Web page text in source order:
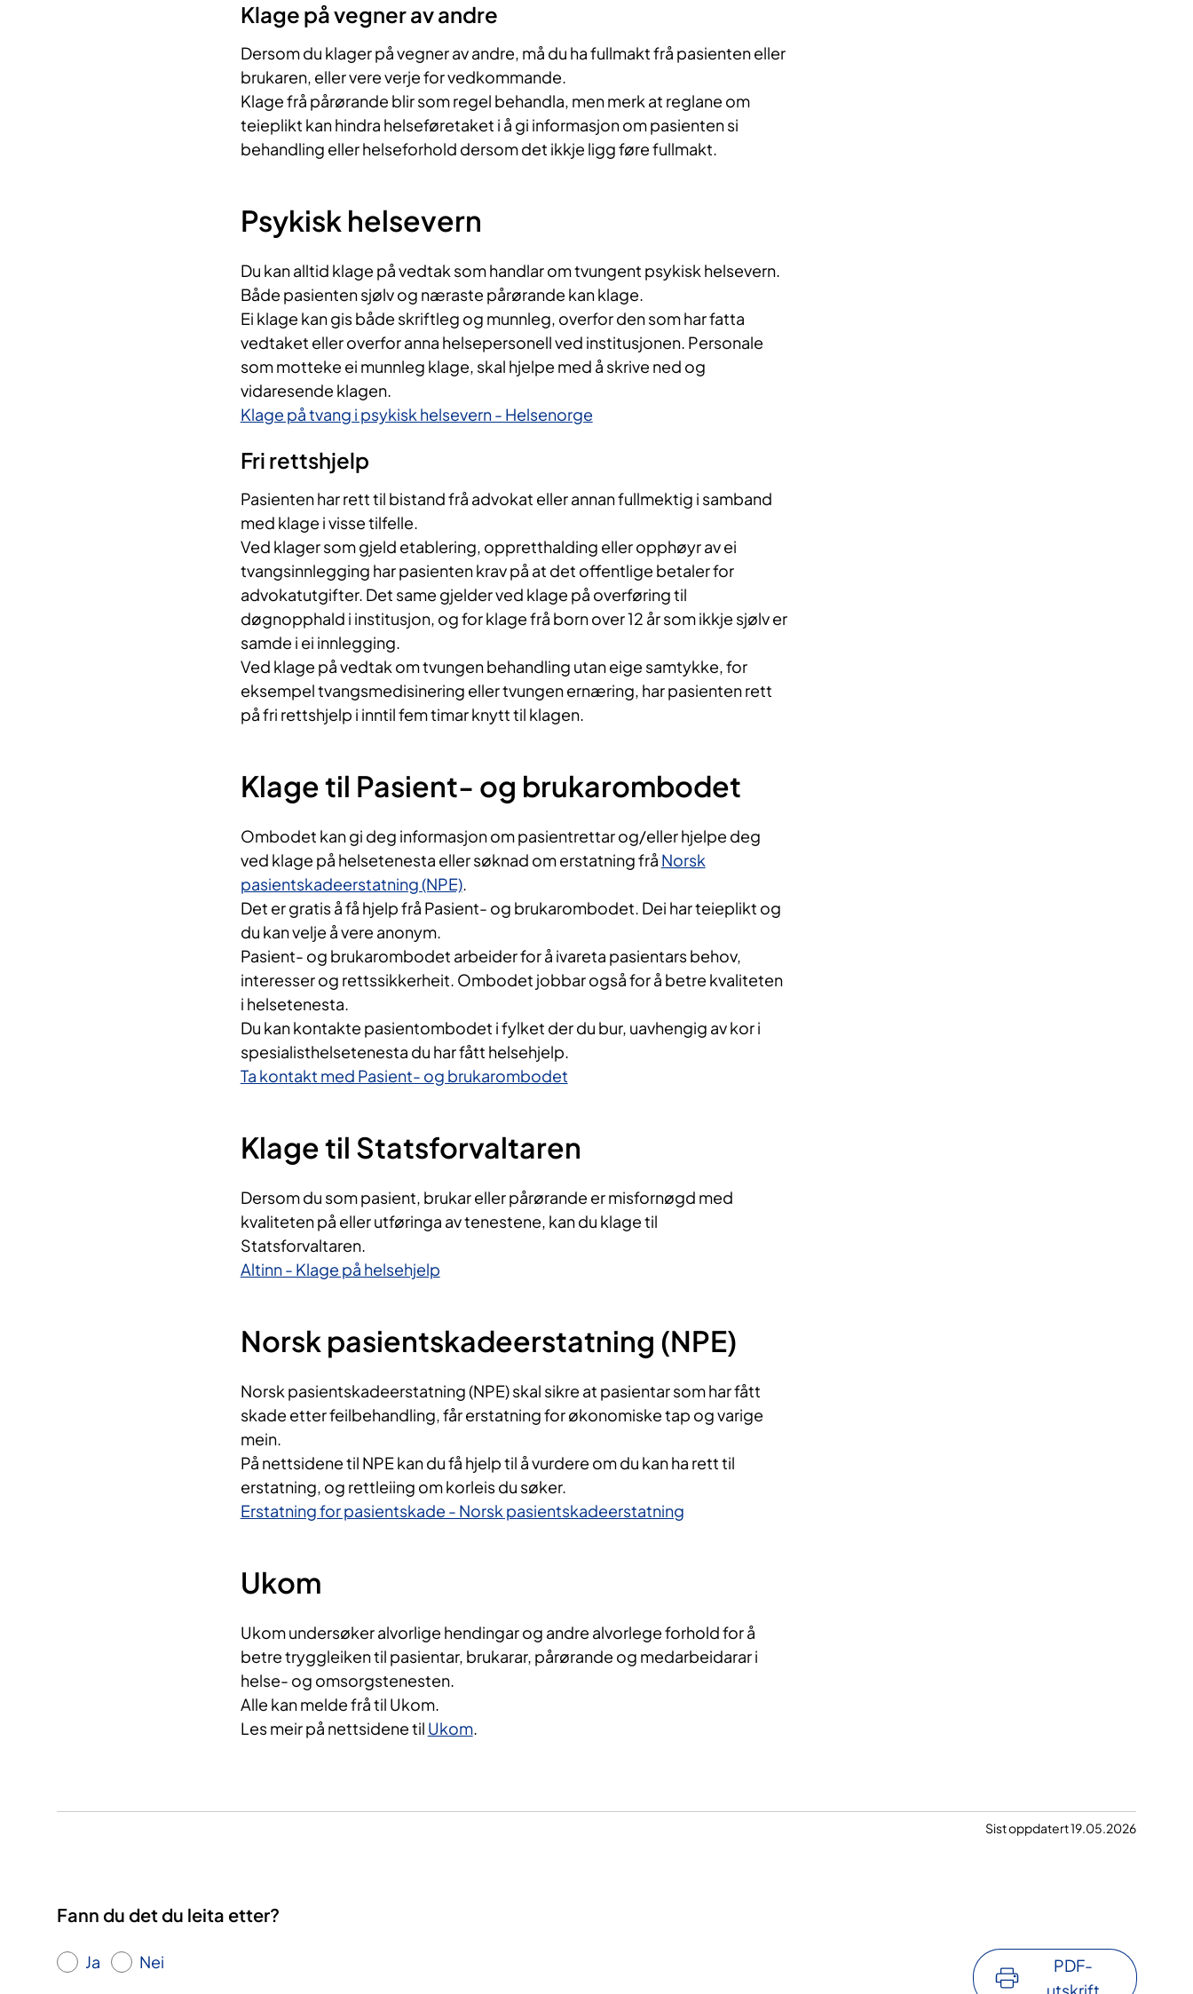
Klage på vegner av andre
Dersom du klager på vegner av andre, må du ha fullmakt frå pasienten eller
brukaren, eller vere verje for vedkommande.
Klage frå pårørande blir som regel behandla, men merk at reglane om
teieplikt kan hindra helseføretaket i å gi informasjon om pasienten si
behandling eller helseforhold dersom det ikkje ligg føre fullmakt.
Psykisk helsevern
Du kan alltid klage på vedtak som handlar om tvungent psykisk helsevern.
Både pasienten sjølv og næraste pårørande kan klage.
Ei klage kan gis både skriftleg og munnleg, overfor den som har fatta
vedtaket eller overfor anna helsepersonell ved institusjonen. Personale
som motteke ei munnleg klage, skal hjelpe med å skrive ned og
vidaresende klagen.
Klage på tvang i psykisk helsevern - Helsenorge
Fri rettshjelp
Pasienten har rett til bistand frå advokat eller annan fullmektig i samband
med klage i visse tilfelle.
Ved klager som gjeld etablering, oppretthalding eller opphøyr av ei
tvangsinnlegging har pasienten krav på at det offentlige betaler for
advokatutgifter. Det same gjelder ved klage på overføring til
døgnopphald i institusjon, og for klage frå born over 12 år som ikkje sjølv er
samde i ei innlegging.
Ved klage på vedtak om tvungen behandling utan eige samtykke, for
eksempel tvangsmedisinering eller tvungen ernæring, har pasienten rett
på fri rettshjelp i inntil fem timar knytt til klagen.
Klage til Pasient- og brukarombodet
Ombodet kan gi deg informasjon om pasientrettar og/eller hjelpe deg
ved klage på helsetenesta eller søknad om erstatning frå Norsk
pasientskadeerstatning (NPE).
Det er gratis å få hjelp frå Pasient- og brukarombodet. Dei har teieplikt og
du kan velje å vere anonym.
Pasient- og brukarombodet arbeider for å ivareta pasientars behov,
interesser og rettssikkerheit. Ombodet jobbar også for å betre kvaliteten
i helsetenesta.
Du kan kontakte pasientombodet i fylket der du bur, uavhengig av kor i
spesialisthelsetenesta du har fått helsehjelp.
Ta kontakt med Pasient- og brukarombodet
Klage til Statsforvaltaren
Dersom du som pasient, brukar eller pårørande er misfornøgd med
kvaliteten på eller utføringa av tenestene, kan du klage til
Statsforvaltaren.
Altinn - Klage på helsehjelp
Norsk pasientskadeerstatning (NPE)
Norsk pasientskadeerstatning (NPE) skal sikre at pasientar som har fått
skade etter feilbehandling, får erstatning for økonomiske tap og varige
mein.
På nettsidene til NPE kan du få hjelp til å vurdere om du kan ha rett til
erstatning, og rettleiing om korleis du søker.
Erstatning for pasientskade - Norsk pasientskadeerstatning
Ukom
Ukom undersøker alvorlige hendingar og andre alvorlege forhold for å
betre tryggleiken til pasientar, brukarar, pårørande og medarbeidarar i
helse- og omsorgstenesten.
Alle kan melde frå til Ukom.
Les meir på nettsidene til Ukom.
Sist oppdatert 19.05.2026
Fann du det du leita etter?
Ja Nei
PDF-